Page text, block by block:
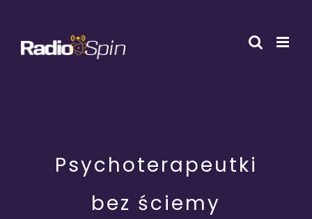
zawartości
Psychoterapeutki
bez ściemy